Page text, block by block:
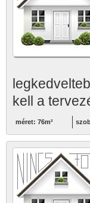
kell a
méret: 76m²